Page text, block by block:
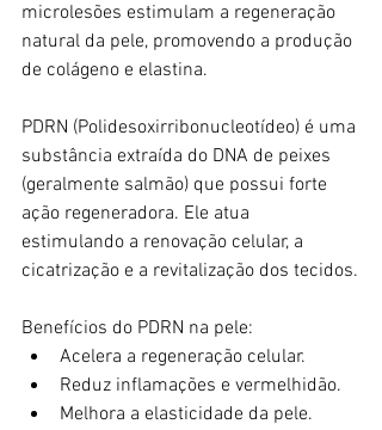
microlesões estimulam a regeneração
natural da pele, promovendo a produção
de colágeno e elastina.
PDRN (Polidesoxirribonucleotídeo) é uma
substância extraída do DNA de peixes
(geralmente salmão) que possui forte
ação regeneradora. Ele atua
estimulando a renovação celular, a
cicatrização e a revitalização dos tecidos.
Benefícios do PDRN na pele:
Acelera a regeneração celular.
Reduz inflamações e vermelhidão.
Melhora a elasticidade da pele.